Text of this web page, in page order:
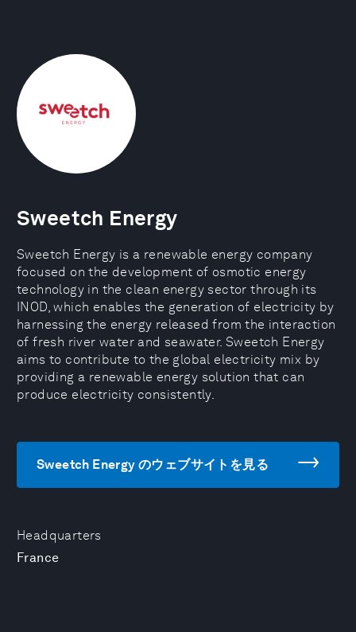
Headquarters
France
Sweetch Energy
Sweetch Energy is a renewable energy company
focused on the development of osmotic energy
technology in the clean energy sector through its
INOD, which enables the generation of electricity by
harnessing the energy released from the interaction
of fresh river water and seawater. Sweetch Energy
aims to contribute to the global electricity mix by
providing a renewable energy solution that can
produce electricity consistently.
Sweetch Energy のウェブサイトを見る